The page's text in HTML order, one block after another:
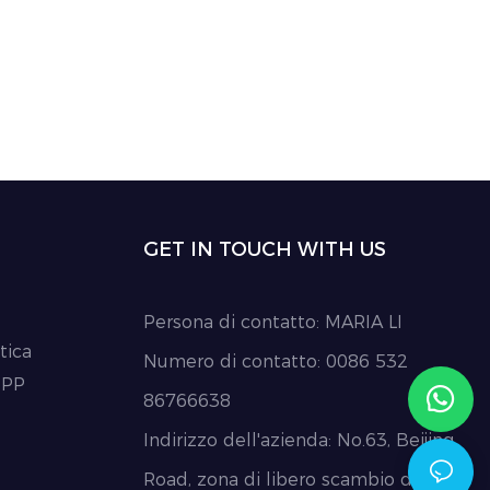
GET IN TOUCH WITH US
Persona di contatto: MARIA LI
Numero di contatto: 0086 532
86766638
Indirizzo dell'azienda: No.63, Beijing
Road, zona di libero scambio di